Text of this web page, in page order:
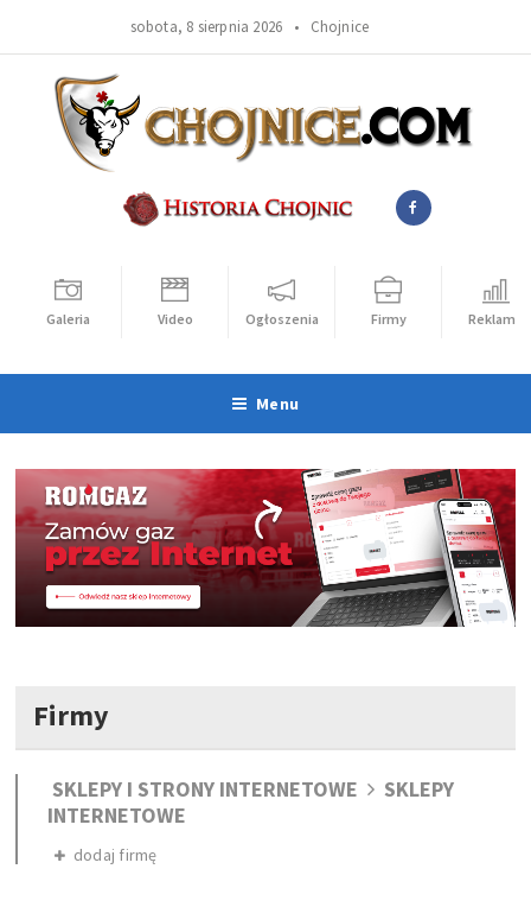
sobota, 8 sierpnia 2026 • Chojnice
Galeria Video Ogłoszenia Firmy Reklama
Menu
Firmy
SKLEPY I STRONY INTERNETOWE SKLEPY
INTERNETOWE
dodaj firmę